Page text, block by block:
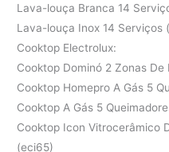
Lava-louça Branca 14
Lava-louça Inox 14 Serviços
Cooktop Electrolux:
Cooktop Dominó 2 Zonas
Cooktop Homepro A Gás 5
Cooktop A Gás 5
Cooktop Icon Vitrocerâmico
(eci65)